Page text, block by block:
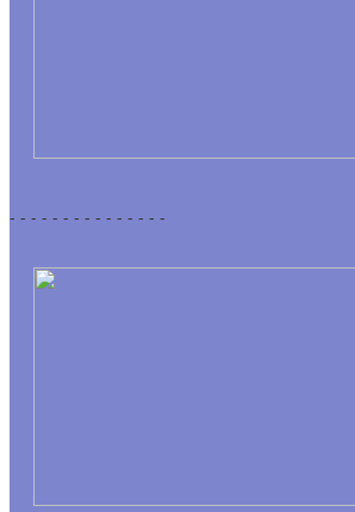
- - - - - - - - - - - - - - -